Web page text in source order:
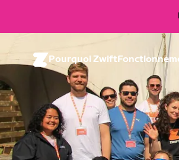
Pourquoi Zwift